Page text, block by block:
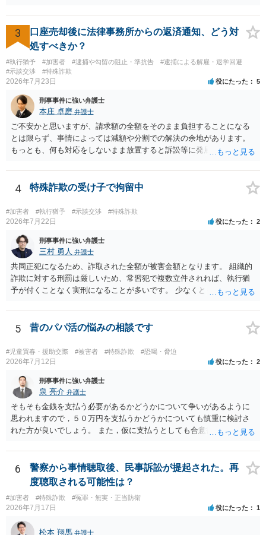
3
口座売却後に法律事務所からの返済通知、どう対
処すべきか？
#執行猶予 #加害者 #逮捕や勾留の阻止・準抗告
#逮捕による解雇・退学回避
#示談交渉
#特殊詐欺
2026年7月23日 役にたった 5
刑事事件に強い弁護士
本庄 卓磨 弁護士
ご不安かと思いますが、請求額の全額をそのまま負担することになる
とは限らず、事情によっては減額や分割での解決の余地があります。
もっとも、何も対応をしないまま放置すると訴訟等に発展してしまう
めします。
4 特殊詐欺の受け子で拘留中
#加害者 #執行猶予 #示談交渉 #特殊詐欺
2026年7月22日 役にたった 2
刑事事件に強い弁護士
三村 勇人 弁護士
共同正犯になるため、詐取された全額が被害金額となります。 組織的
詐欺に対する刑罰は厳しいため、常習犯で複数立件されれば、執行猶
予が付くことなく実刑になることが多いです。 少なくとも、執行猶予
す。 弁護士を介して共犯者数人で被害弁済を行うこともあります。 保
釈申請については、共犯なので、全て公判請求されるまで難しいです
わるため、刑事事件に精通している弁護人を選任されることをお勧め
いたします。
5 昔のパパ活の悩みの相談です
#児童買春・援助交際 #被害者 #特殊詐欺 #恐喝・脅迫
2026年7月12日 役にたった 2
刑事事件に強い弁護士
泉 亮介 弁護士
そもそも金銭を支払う必要があるかどうかについて争いがあるように
思われますので，５０万円を支払うかどうかについても慎重に検討さ
れた方が良いでしょう。 また，仮に支払うとしても合意書を交わし，
面を作成したうえで支払いをする必要があるでしょう。 一度弁護士に
相談をされた方が良いかと思われます。
6
警察から事情聴取後、民事訴訟が提起された。再
度聴取される可能性は？
#加害者 #特殊詐欺 #冤罪・無実・正当防衛
2026年7月17日 役にたった 1
松本 翔馬 弁護士